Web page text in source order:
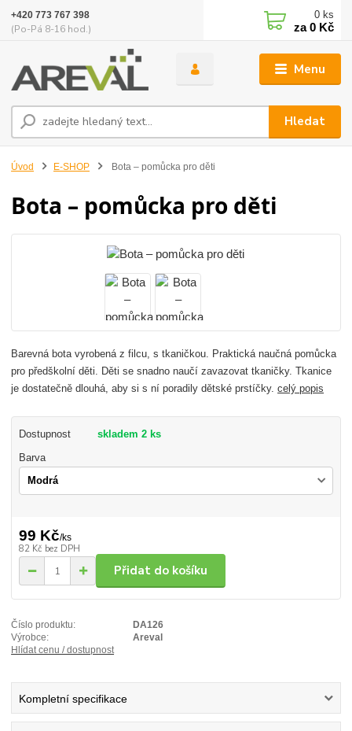
Menu
Hledat
+420 773 767 398
(Po-Pá 8-16 hod.)
0 ks
za0 Kč
Úvod E-SHOP Bota – pomůcka pro děti
Bota – pomůcka pro děti
Barevná bota vyrobená z filcu, s tkaničkou. Praktická naučná pomůcka
pro předškolní děti. Děti se snadno naučí zavazovat tkaničky. Tkanice
je dostatečně dlouhá, aby si s ní poradily dětské prstíčky.celý popis
Dostupnost skladem 2 ks
Barva
99 Kč/ks
82 Kč bez DPH
Přidat do košíku
Číslo produktu:
DA126
Výrobce:
Areval
Hlídat cenu / dostupnost
Kompletní specifikace